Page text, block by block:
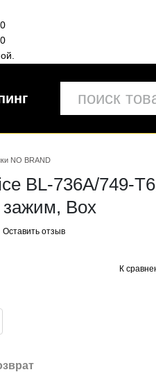
NO BRAND
BL-736A/749-
зажим, Box
Оставить отзыв
К